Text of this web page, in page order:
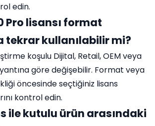
edin.
Pro lisansı format
tekrar kullanılabilir mi?
koşulu Dijital, Retail, OEM veya
göre değişebilir. Format veya
öncesinde seçtiğiniz lisans
kontrol edin.
ile kutulu ürün arasındaki